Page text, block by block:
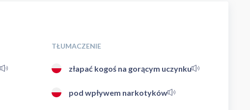
TŁUMACZENIE
złapać kogoś na gorącym uczynku
pod wpływem narkotyków